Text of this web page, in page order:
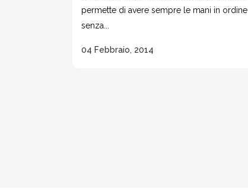
permette di avere sempre le mani in ordine
senza...
04 Febbraio, 2014